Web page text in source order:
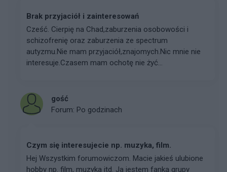
Brak przyjaciół i zainteresowań
Cześć. Cierpię na Chad,zaburzenia osobowości i
schizofrenię oraz zaburzenia ze spectrum
autyzmu.Nie mam przyjaciół,znajomych.Nic mnie nie
interesuje.Czasem mam ochotę nie żyć...
gość
Forum: Po godzinach
Czym się interesujecie np. muzyka, film.
Hej Wszystkim forumowiczom. Macie jakieś ulubione
hobby np. film, muzyka itd. Ja jestem fanką grupy